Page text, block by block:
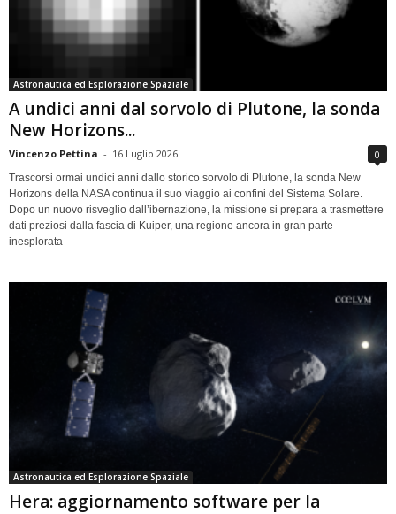
Astronautica ed Esplorazione Spaziale
A undici anni dal sorvolo di Plutone, la sonda
New Horizons...
Vincenzo Pettina - 16 Luglio 2026 0
Trascorsi ormai undici anni dallo storico sorvolo di Plutone, la sonda New
Horizons della NASA continua il suo viaggio ai confini del Sistema Solare.
Dopo un nuovo risveglio dall’ibernazione, la missione si prepara a trasmettere
dati preziosi dalla fascia di Kuiper, una regione ancora in gran parte
inesplorata
Astronautica ed Esplorazione Spaziale
Hera: aggiornamento software per la